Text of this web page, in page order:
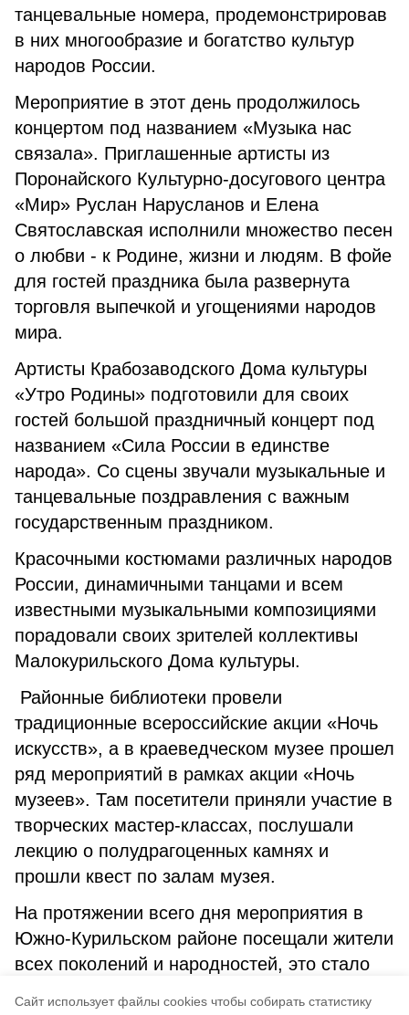
Cайт использует файлы cookies чтобы собирать статистику
танцевальные номера, продемонстрировав
в них многообразие и богатство культур
народов России.
Мероприятие в этот день продолжилось
концертом под названием «Музыка нас
связала». Приглашенные артисты из
Поронайского Культурно-досугового центра
«Мир» Руслан Нарусланов и Елена
Святославская исполнили множество песен
о любви - к Родине, жизни и людям. В фойе
для гостей праздника была развернута
торговля выпечкой и угощениями народов
мира.
Артисты Крабозаводского Дома культуры
«Утро Родины» подготовили для своих
гостей большой праздничный концерт под
названием «Сила России в единстве
народа». Со сцены звучали музыкальные и
танцевальные поздравления с важным
государственным праздником.
Красочными костюмами различных народов
России, динамичными танцами и всем
известными музыкальными композициями
порадовали своих зрителей коллективы
Малокурильского Дома культуры.
Районные библиотеки провели
традиционные всероссийские акции «Ночь
искусств», а в краеведческом музее прошел
ряд мероприятий в рамках акции «Ночь
музеев». Там посетители приняли участие в
творческих мастер-классах, послушали
лекцию о полудрагоценных камнях и
прошли квест по залам музея.
На протяжении всего дня мероприятия в
Южно-Курильском районе посещали жители
всех поколений и народностей, это стало